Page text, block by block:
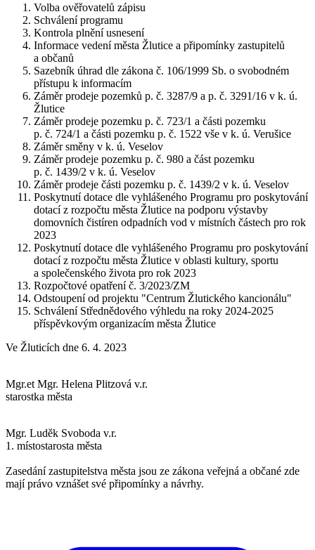
Volba ověřovatelů zápisu
Schválení programu
Kontrola plnění usnesení
Informace vedení města Žlutice a připomínky zastupitelů
a občanů
Sazebník úhrad dle zákona č. 106/1999 Sb. o svobodném
přístupu k informacím
Záměr prodeje pozemků p. č. 3287/9 a p. č. 3291/16 v k. ú.
Žlutice
Záměr prodeje pozemku p. č. 723/1 a části pozemku
p. č. 724/1 a části pozemku p. č. 1522 vše v k. ú. Verušice
Záměr směny v k. ú. Veselov
Záměr prodeje pozemku p. č. 980 a část pozemku
p. č. 1439/2 v k. ú. Veselov
Záměr prodeje části pozemku p. č. 1439/2 v k. ú. Veselov
Poskytnutí dotace dle vyhlášeného Programu pro poskytování
dotací z rozpočtu města Žlutice na podporu výstavby
domovních čistíren odpadních vod v místních částech pro rok
2023
Poskytnutí dotace dle vyhlášeného Programu pro poskytování
dotací z rozpočtu města Žlutice v oblasti kultury, sportu
a společenského života pro rok 2023
Rozpočtové opatření č. 3/2023/ZM
Odstoupení od projektu "Centrum Žlutického kancionálu"
Schválení Střednědového výhledu na roky 2024-2025
příspěvkovým organizacím města Žlutice
Ve Žluticích dne 6. 4. 2023
Mgr.et Mgr. Helena Plitzová v.r.
starostka města
Mgr. Luděk Svoboda v.r.
1. místostarosta města
Zasedání zastupitelstva města jsou ze zákona veřejná a občané zde
mají právo vznášet své připomínky a návrhy.